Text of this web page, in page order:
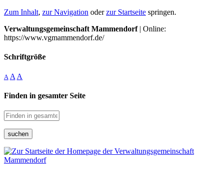
Zum Inhalt, zur Navigation oderzur Startseite springen.
Verwaltungsgemeinschaft Mammendorf| Online:
https://www.vgmammendorf.de/
Schriftgröße
A A A
Finden in gesamter Seite
suchen